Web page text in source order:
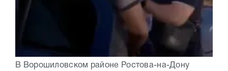
В Ворошиловском районе Ростова-на-Дону